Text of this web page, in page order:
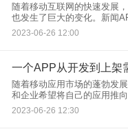
随着移动互联网的快速发展
也发生了巨大的变化。新闻
捷的新闻获取方式，受到越
用。然而，新闻APP也存在
2023-06-26 12:00
一个APP从开发到上架
随着移动应用市场的蓬勃发
和企业希望将自己的应用推
APP从开发到最终上架并不
要经历一系列步骤和时间。
2023-06-26 12:30